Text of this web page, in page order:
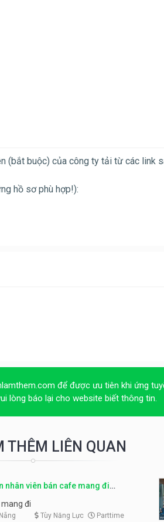
(bắt buộc) của công ty tải từ các link
hồ sơ phù hợp!):
để được ưu tiên khi ứng
lòng báo lại cho website biết thông tin.
THÊM LIÊN QUAN
nhân viên bán cafe mang đi
fulltime
đi
Tùy Năng Lực Parttime